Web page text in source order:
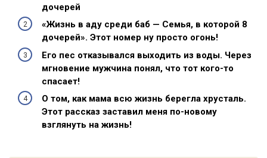
дочерей
«Жизнь в аду среди баб — Семья, в которой 8
дочерей». Этот номер ну просто огонь!
Его пес отказывался выходить из воды. Через
мгновение мужчина понял, что тот кого-то
спасает!
О том, как мама всю жизнь берегла хрусталь.
Этот рассказ заставил меня по-новому
взглянуть на жизнь!